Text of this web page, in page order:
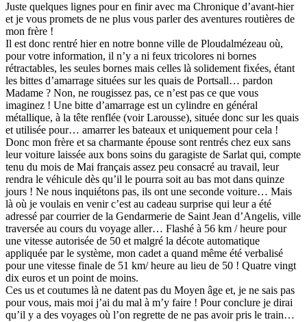
Juste quelques lignes pour en finir avec ma Chronique d’avant-hier
et je vous promets de ne plus vous parler des aventures routières de
mon frère !
Il est donc rentré hier en notre bonne ville de Ploudalmézeau où,
pour votre information, il n’y a ni feux tricolores ni bornes
rétractables, les seules bornes mais celles là solidement fixées, étant
les bittes d’amarrage situées sur les quais de Portsall… pardon
Madame ? Non, ne rougissez pas, ce n’est pas ce que vous
imaginez ! Une bitte d’amarrage est un cylindre en général
métallique, à la tête renflée (voir Larousse), située donc sur les quais
et utilisée pour… amarrer les bateaux et uniquement pour cela !
Donc mon frère et sa charmante épouse sont rentrés chez eux sans
leur voiture laissée aux bons soins du garagiste de Sarlat qui, compte
tenu du mois de Mai français assez peu consacré au travail, leur
rendra le véhicule dès qu’il le pourra soit au bas mot dans quinze
jours ! Ne nous inquiétons pas, ils ont une seconde voiture… Mais
là où je voulais en venir c’est au cadeau surprise qui leur a été
adressé par courrier de la Gendarmerie de Saint Jean d’Angelis, ville
traversée au cours du voyage aller… Flashé à 56 km / heure pour
une vitesse autorisée de 50 et malgré la décote automatique
appliquée par le système, mon cadet a quand même été verbalisé
pour une vitesse finale de 51 km/ heure au lieu de 50 ! Quatre vingt
dix euros et un point de moins.
Ces us et coutumes là ne datent pas du Moyen âge et, je ne sais pas
pour vous, mais moi j’ai du mal à m’y faire ! Pour conclure je dirai
qu’il y a des voyages où l’on regrette de ne pas avoir pris le train…